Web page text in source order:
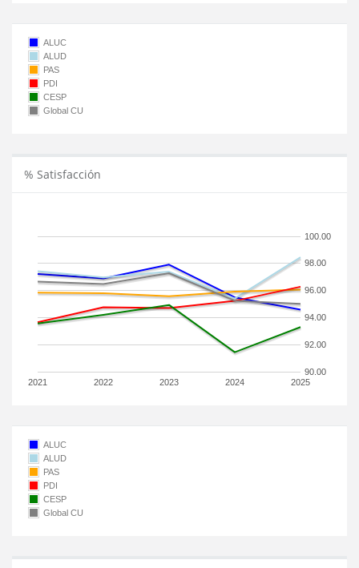
ALUC
ALUD
PAS
PDI
CESP
Global CU
% Satisfacción
2021 2022 2023 2024 2025
90.00
92.00
94.00
96.00
98.00
100.00
ALUC
ALUD
PAS
PDI
CESP
Global CU